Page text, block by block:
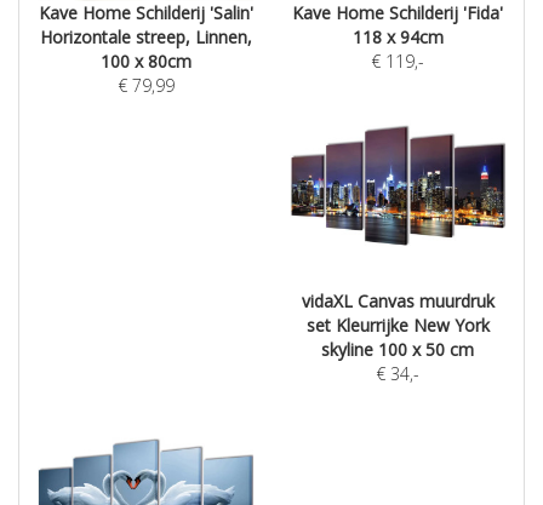
Kave Home Schilderij 'Salin'
Horizontale streep, Linnen,
100 x 80cm
€ 79,99
Kave Home Schilderij 'Fida'
118 x 94cm
€ 119,-
vidaXL Canvas muurdruk
set Kleurrijke New York
skyline 100 x 50 cm
€ 34,-